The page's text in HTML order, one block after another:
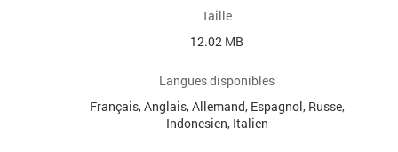
Taille
12.02 MB
Langues disponibles
Français, Anglais, Allemand, Espagnol, Russe,
Indonesien, Italien